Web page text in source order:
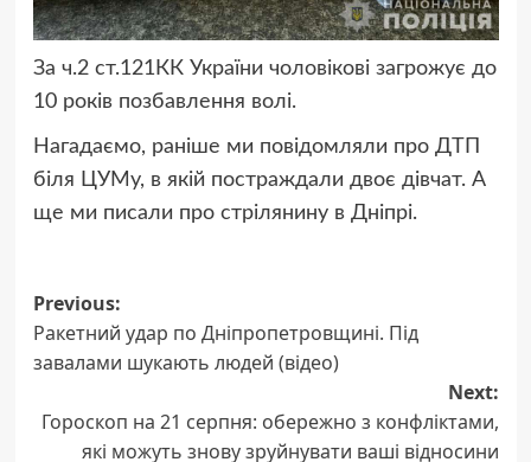
За ч.2 ст.121КК України чоловікові загрожує до
10 років позбавлення волі.
Нагадаємо, раніше ми повідомляли про ДТП
біля ЦУМу, в якій постраждали двоє дівчат. А
ще ми писали про стрілянину в Дніпрі.
Post
navigation
Previous:
Ракетний удар по Дніпропетровщині. Під
завалами шукають людей (відео)
Next:
Гороскоп на 21 серпня: обережно з конфліктами,
які можуть знову зруйнувати ваші відносини